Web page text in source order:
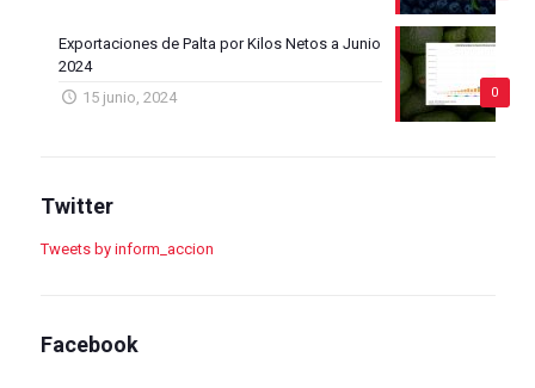
0
Exportaciones de Palta por Kilos Netos a Junio
2024
15 junio, 2024
Twitter
Tweets by inform_accion
Facebook